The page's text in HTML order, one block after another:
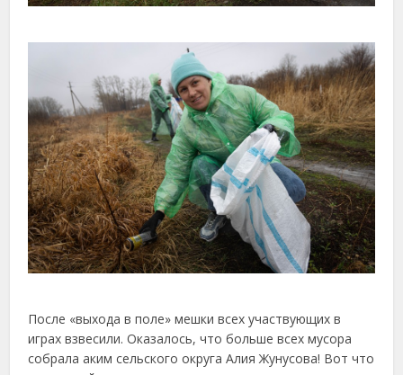
После «выхода в поле» мешки всех участвующих в
играх взвесили. Оказалось, что больше всех мусора
собрала аким сельского округа Алия Жунусова! Вот что